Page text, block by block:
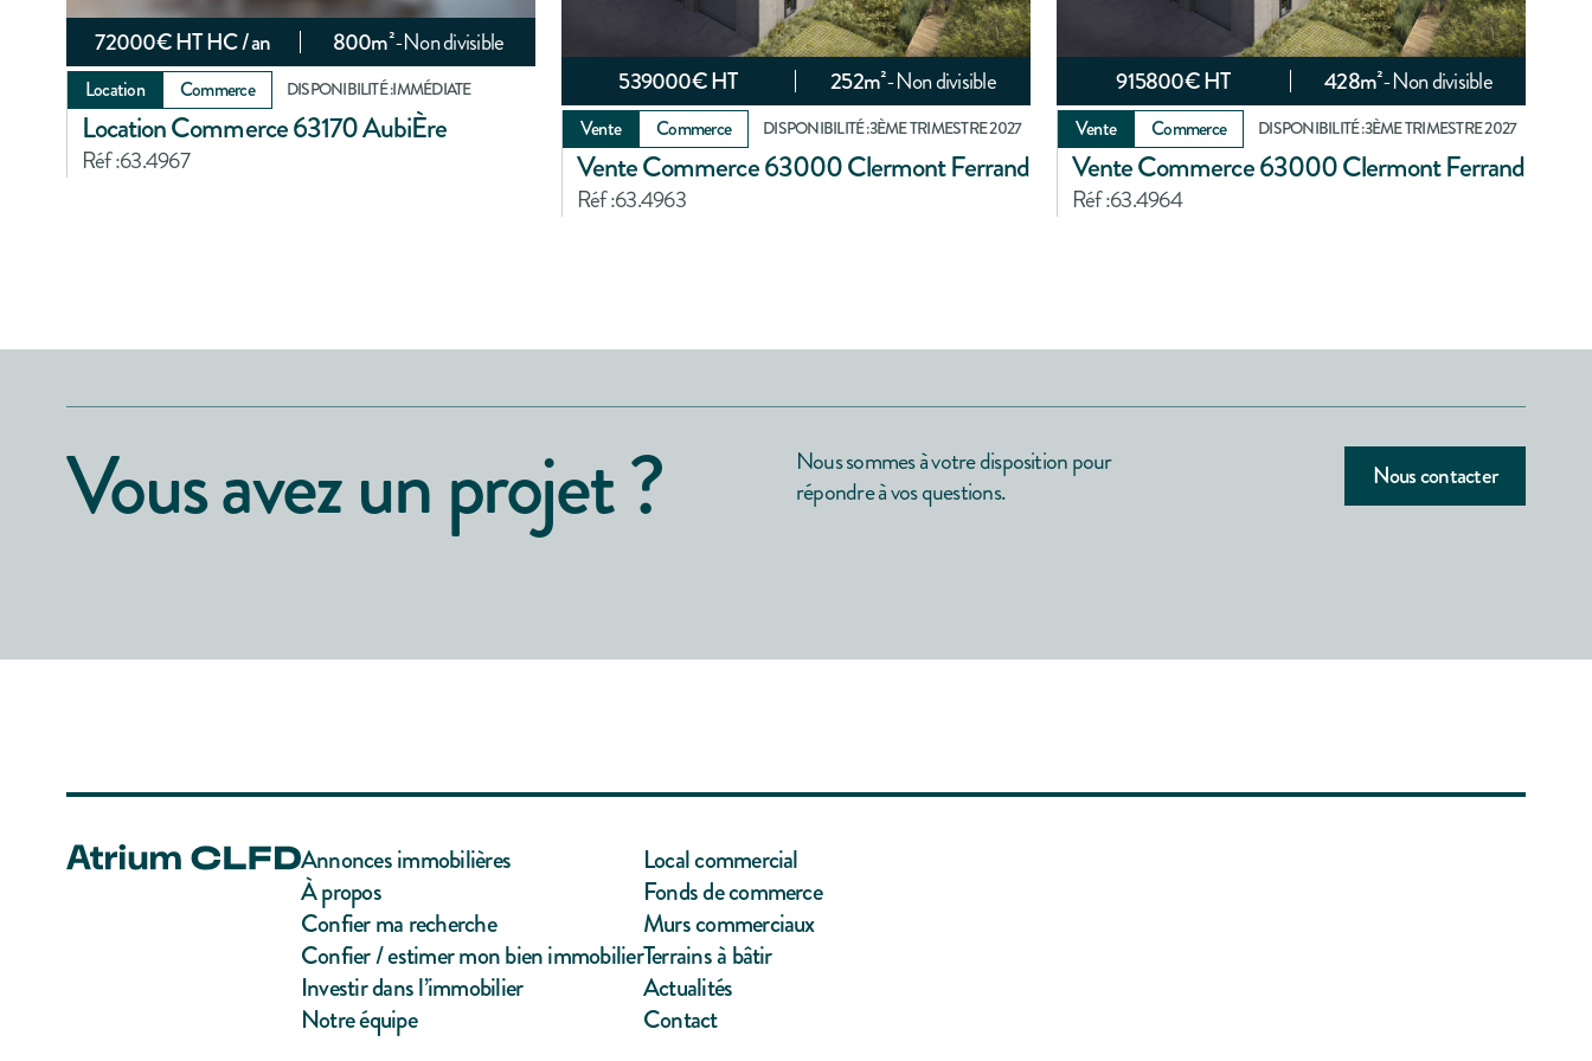
72000€ HT HC / an 800m²-Non divisible
Location Commerce DISPONIBILITÉ :IMMÉDIATE
Location Commerce 63170 AubiÈre
Réf :63.4967
539000€ HT 252m²-Non divisible
Vente Commerce DISPONIBILITÉ :3ÈME TRIMESTRE 2027
Vente Commerce 63000 Clermont Ferrand
Réf :63.4963
915800€ HT 428m²-Non divisible
Vente Commerce DISPONIBILITÉ :3ÈME TRIMESTRE 2027
Vente Commerce 63000 Clermont Ferrand
Réf :63.4964
Vous avez un projet ?
Nous sommes à votre disposition pour
répondre à vos questions.
Nous contacter
Annonces immobilières
À propos
Confier ma recherche
Confier / estimer mon bien immobilier
Investir dans l’immobilier
Notre équipe
Local commercial
Fonds de commerce
Murs commerciaux
Terrains à bâtir
Actualités
Contact